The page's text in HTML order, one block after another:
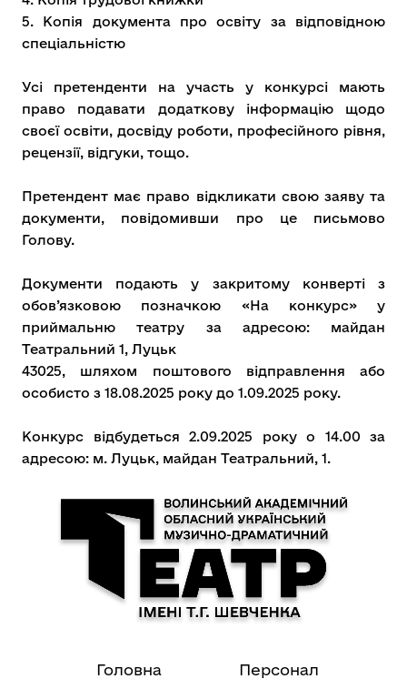
5. Копія документа про освіту за відповідною
спеціальністю
Усі претенденти на участь у конкурсі мають
право подавати додаткову інформацію щодо
своєї освіти, досвіду роботи, професійного рівня,
рецензії, відгуки, тощо.
Претендент має право відкликати свою заяву та
документи, повідомивши про це письмово
Голову.
Документи подають у закритому конверті з
обов’язковою позначкою «На конкурс» у
приймальню театру за адресою: майдан
Театральний 1, Луцьк
43025, шляхом поштового відправлення або
особисто з 18.08.2025 року до 1.09.2025 року.
Конкурс відбудеться 2.09.2025 року о 14.00 за
адресою: м. Луцьк, майдан Театральний, 1.
Головна Персонал